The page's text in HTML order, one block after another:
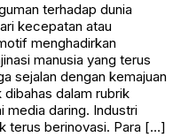
terhadap dunia
kecepatan atau
menghadirkan
manusia yang terus
sejalan dengan kemajuan
dalam rubrik
media daring. Industri
terus berinovasi. Para […]